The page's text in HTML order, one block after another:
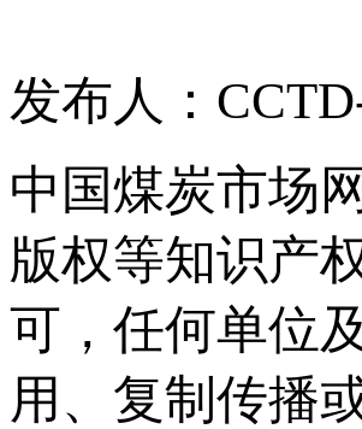
发布人：
中国煤炭市场
版权等知识产
可，任何单位
用、复制传播